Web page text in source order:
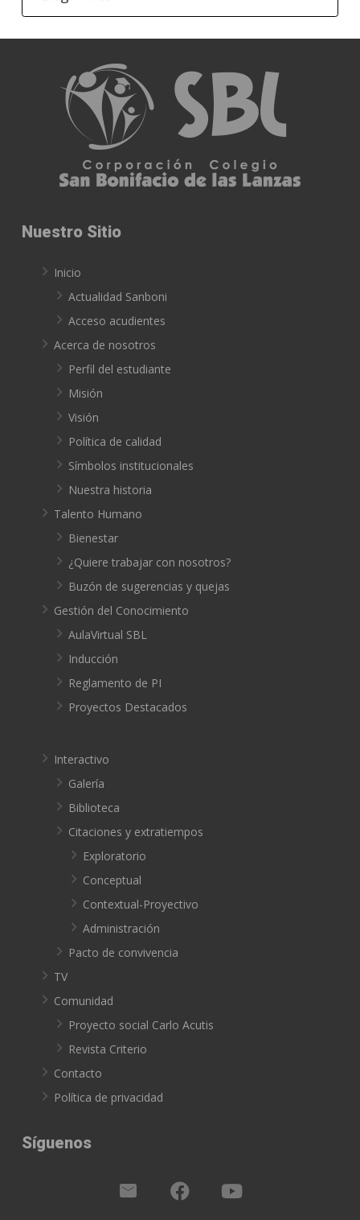
Nuestro Sitio
Inicio
Actualidad Sanboni
Acceso acudientes
Acerca de nosotros
Perfil del estudiante
Misión
Visión
Política de calidad
Símbolos institucionales
Nuestra historia
Talento Humano
Bienestar
¿Quiere trabajar con nosotros?
Buzón de sugerencias y quejas
Gestión del Conocimiento
AulaVirtual SBL
Inducción
Reglamento de PI
Proyectos Destacados
Interactivo
Galería
Biblioteca
Citaciones y extratiempos
Exploratorio
Conceptual
Contextual-Proyectivo
Administración
Pacto de convivencia
TV
Comunidad
Proyecto social Carlo Acutis
Revista Criterio
Contacto
Política de privacidad
Síguenos